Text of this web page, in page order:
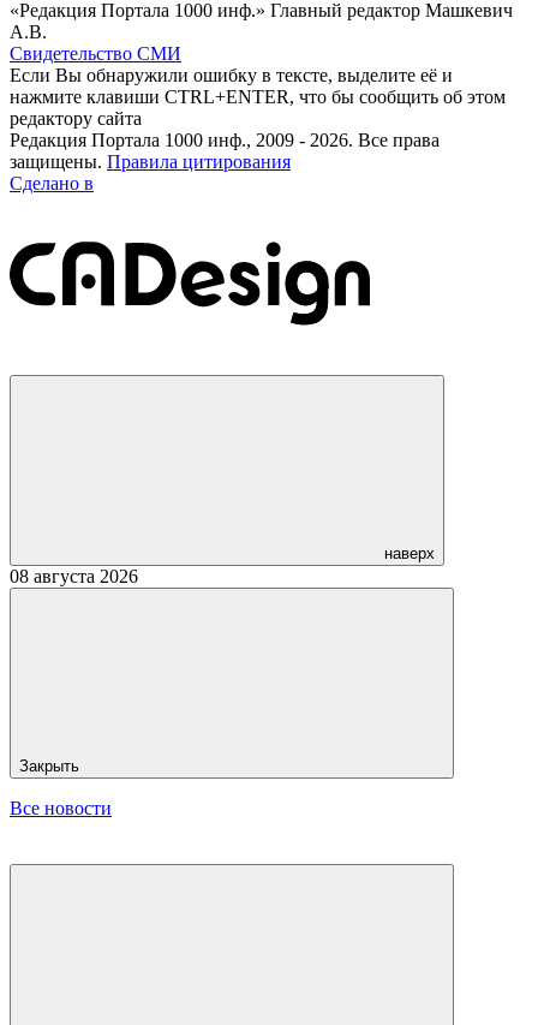
«Редакция Портала 1000 инф.» Главный редактор Машкевич
А.В.
Свидетельство СМИ
Если Вы обнаружили ошибку в тексте, выделите её и
нажмите клавиши CTRL+ENTER, что бы сообщить об этом
редактору сайта
Редакция Портала 1000 инф., 2009 - 2026. Все права
защищены. Правила цитирования
Сделано в
наверх
08 августа 2026
Закрыть
Все новости